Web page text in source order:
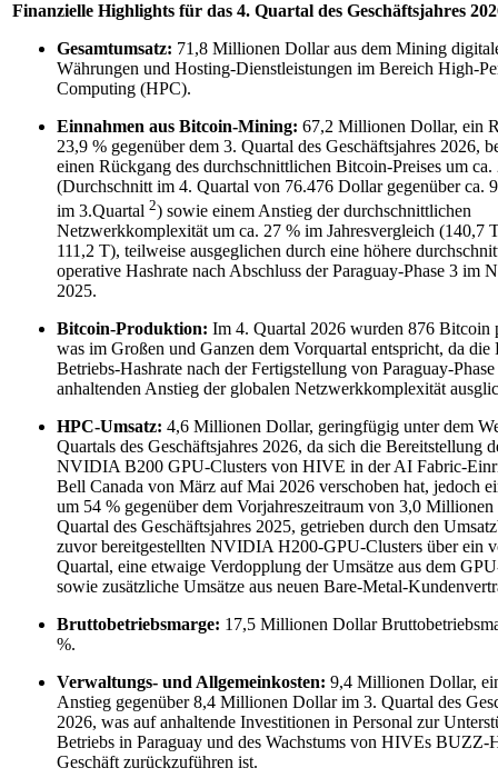
Finanzielle Highlights für das 4. Quartal des Geschäftsjahres
Gesamtumsatz: 71,8 Millionen Dollar aus dem Mining
Währungen und Hosting-Dienstleistungen im Bereich High-
Computing (HPC).
Einnahmen aus Bitcoin-Mining: 67,2 Millionen Dollar, ein
23,9 % gegenüber dem 3. Quartal des Geschäftsjahres 2026,
einen Rückgang des durchschnittlichen Bitcoin-Preises um ca.
(Durchschnitt im 4. Quartal von 76.476 Dollar gegenüber ca.
im 3.Quartal 2) sowie einem Anstieg der durchschnittlichen
Netzwerkkomplexität um ca. 27 % im Jahresvergleich (140,7
111,2 T), teilweise ausgeglichen durch eine höhere
operative Hashrate nach Abschluss der Paraguay-Phase 3 im
2025.
Bitcoin-Produktion: Im 4. Quartal 2026 wurden 876 Bitcoin
was im Großen und Ganzen dem Vorquartal entspricht, da die
Betriebs-Hashrate nach der Fertigstellung von Paraguay-
anhaltenden Anstieg der globalen Netzwerkkomplexität
HPC-Umsatz: 4,6 Millionen Dollar, geringfügig unter dem
Quartals des Geschäftsjahres 2026, da sich die Bereitstellung
NVIDIA B200 GPU-Clusters von HIVE in der AI Fabric-
Bell Canada von März auf Mai 2026 verschoben hat, jedoch
um 54 % gegenüber dem Vorjahreszeitraum von 3,0
Quartal des Geschäftsjahres 2025, getrieben durch den
zuvor bereitgestellten NVIDIA H200-GPU-Clusters über ein
Quartal, eine etwaige Verdopplung der Umsätze aus dem
sowie zusätzliche Umsätze aus neuen Bare-Metal-
Bruttobetriebsmarge: 17,5 Millionen Dollar
%.
Verwaltungs- und Allgemeinkosten: 9,4 Millionen Dollar,
Anstieg gegenüber 8,4 Millionen Dollar im 3. Quartal des
2026, was auf anhaltende Investitionen in Personal zur
Betriebs in Paraguay und des Wachstums von HIVEs BUZZ-
Geschäft zurückzuführen ist.